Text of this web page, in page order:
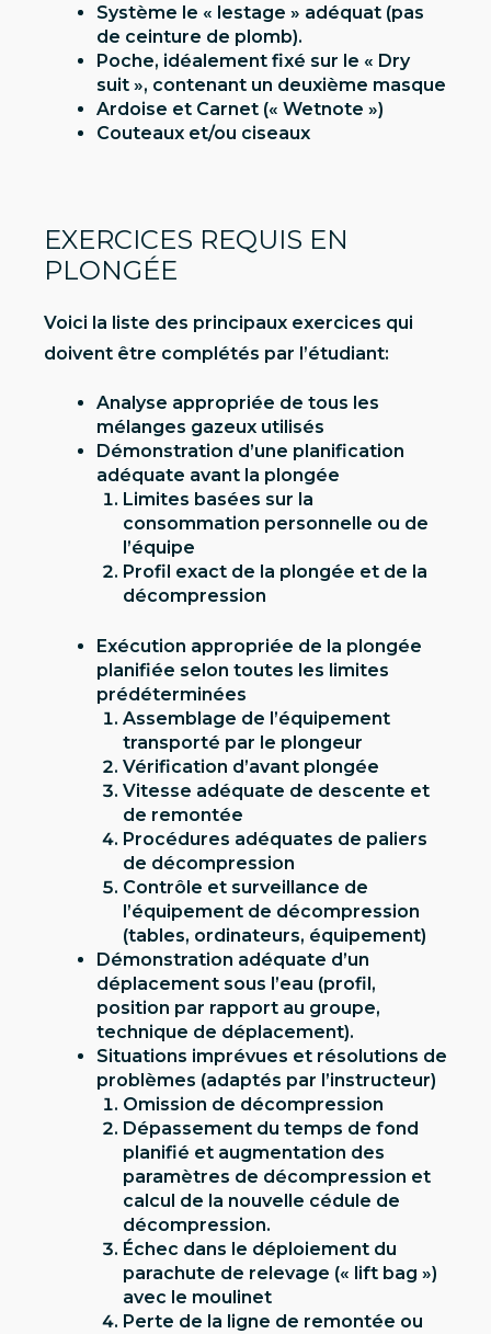
Système le « lestage » adéquat (pas
de ceinture de plomb).
Poche, idéalement fixé sur le « Dry
suit », contenant un deuxième masque
Ardoise et Carnet (« Wetnote »)
Couteaux et/ou ciseaux
EXERCICES REQUIS EN
PLONGÉE
Voici la liste des principaux exercices qui
doivent être complétés par l’étudiant:
Analyse appropriée de tous les
mélanges gazeux utilisés
Démonstration d’une planification
adéquate avant la plongée
Limites basées sur la
consommation personnelle ou de
l’équipe
Profil exact de la plongée et de la
décompression
Exécution appropriée de la plongée
planifiée selon toutes les limites
prédéterminées
Assemblage de l’équipement
transporté par le plongeur
Vérification d’avant plongée
Vitesse adéquate de descente et
de remontée
Procédures adéquates de paliers
de décompression
Contrôle et surveillance de
l’équipement de décompression
(tables, ordinateurs, équipement)
Démonstration adéquate d’un
déplacement sous l’eau (profil,
position par rapport au groupe,
technique de déplacement).
Situations imprévues et résolutions de
problèmes (adaptés par l’instructeur)
Omission de décompression
Dépassement du temps de fond
planifié et augmentation des
paramètres de décompression et
calcul de la nouvelle cédule de
décompression.
Échec dans le déploiement du
parachute de relevage (« lift bag »)
avec le moulinet
Perte de la ligne de remontée ou